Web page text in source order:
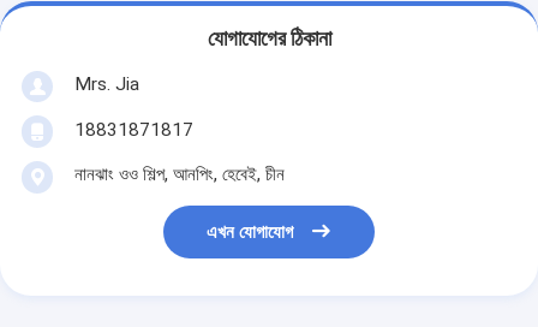
যোগাযোগের ঠিকানা
Mrs. Jia
18831871817
নানঝাং ওও শিল্প, আনপিং, হেবেই, চীন
এখন যোগাযোগ